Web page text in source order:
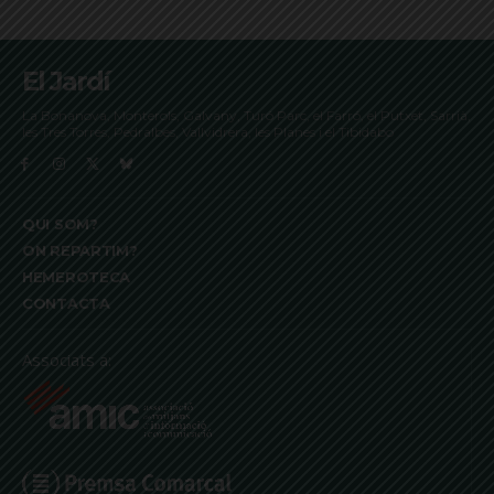
El Jardí
La Bonanova, Monterols, Galvany, Turó Parc, el Farró, el Putxet, Sarrià,
les Tres Torres, Pedralbes, Vallvidrera, les Planes i el Tibidabo
QUI SOM?
ON REPARTIM?
HEMEROTECA
CONTACTA
Associats a: